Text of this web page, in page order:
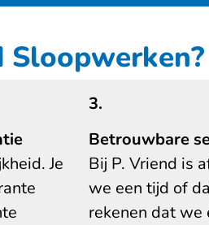
Sloopwerken?
Je
3.
Betrouwbare
Bij P. Vriend is
we een tijd of
rekenen dat we